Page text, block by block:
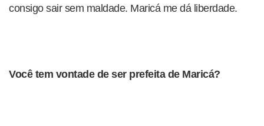
consigo sair sem maldade. Maricá me dá liberdade.
Você tem vontade de ser prefeita de Maricá?